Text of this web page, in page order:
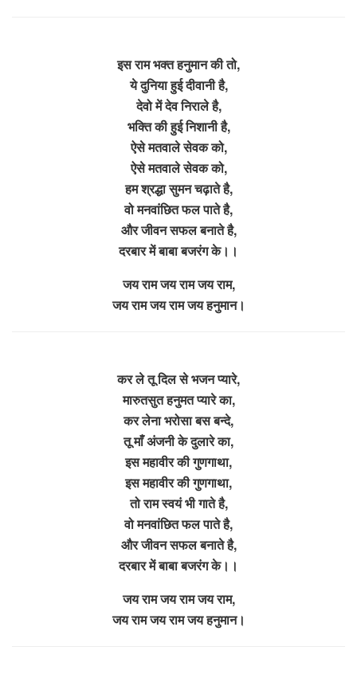
इस राम भक्त हनुमान की तो,
ये दुनिया हुई दीवानी है,
देवो में देव निराले है,
भक्ति की हुई निशानी है,
ऐसे मतवाले सेवक को,
ऐसे मतवाले सेवक को,
हम श्रद्धा सुमन चढ़ाते है,
वो मनवांछित फल पाते है,
और जीवन सफल बनाते है,
दरबार में बाबा बजरंग के।।
जय राम जय राम जय राम,
जय राम जय राम जय हनुमान।
कर ले तू दिल से भजन प्यारे,
मारुतसुत हनुमत प्यारे का,
कर लेना भरोसा बस बन्दे,
तू माँ अंजनी के दुलारे का,
इस महावीर की गुणगाथा,
इस महावीर की गुणगाथा,
तो राम स्वयं भी गाते है,
वो मनवांछित फल पाते है,
और जीवन सफल बनाते है,
दरबार में बाबा बजरंग के।।
जय राम जय राम जय राम,
जय राम जय राम जय हनुमान।